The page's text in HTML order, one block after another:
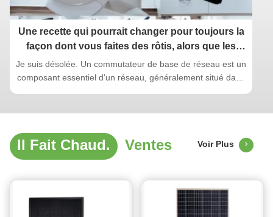
Une recette qui pourrait changer pour toujours la
façon dont vous faites des rôtis, alors que les
meilleurs chefs du Royaume-Uni partagent des
conseils pour le dîner de Noël.
Je suis désolée. Un commutateur de base de réseau est un
composant essentiel d'un réseau, généralement situé dans
Il Fait Chaud. Ventes Voir Plus